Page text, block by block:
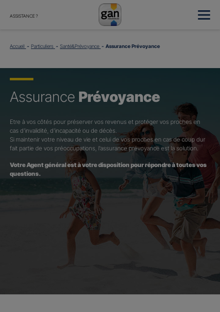
ASSISTANCE ?
Accueil Particuliers Santé&Prévoyance Assurance Prévoyance
Assurance Prévoyance
Etre à vos côtés pour préserver vos revenus et protéger vos proches en
cas d’invalidité, d’incapacité ou de décès.
Si maintenir votre niveau de vie et celui de vos proches en cas de coup dur
fait partie de vos préoccupations, l’assurance prévoyance est la solution.
Votre Agent général est à votre disposition pour répondre à toutes vos
questions.